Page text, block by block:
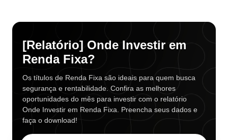
[Relatório] Onde Investir em
Renda Fixa?
Os títulos de Renda Fixa são ideais para quem busca
segurança e rentabilidade. Confira as melhores
oportunidades do mês para investir com o relatório
Onde Investir em Renda Fixa. Preencha seus dados e
faça o download!